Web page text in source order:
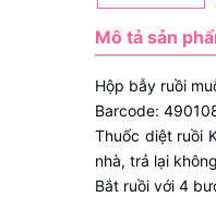
Mô tả sản
Hộp bẫy ruồi
Barcode:
Thuốc diệt ruồi
nhà, trả lại
Bắt ruồi với 4